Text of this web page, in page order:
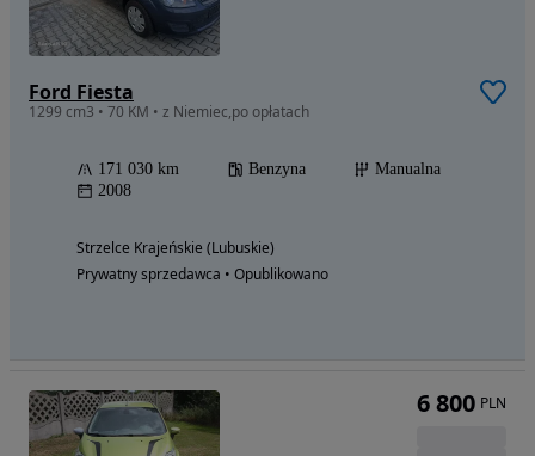
Ford Fiesta
1299 cm3 • 70 KM • z Niemiec,po opłatach
171 030 km Benzyna
Manualna
2008
Strzelce Krajeńskie (Lubuskie)
Prywatny sprzedawca • Opublikowano
6 800 PLN